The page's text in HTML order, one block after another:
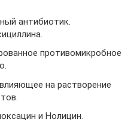
антибиотик.
противомикробное
на растворение
и Нолицин.